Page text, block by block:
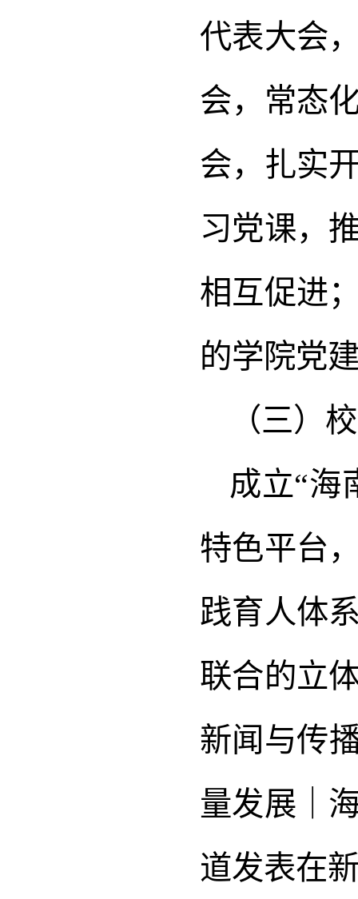
代表大会
会，常态
会，扎实
习党课，
相互促进
的学院党
（三）
成立“海
特色平台
践育人体
联合的立
新闻与传
量发展｜
道发表在